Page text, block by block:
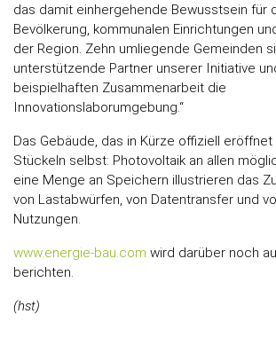
das damit einhergehende Bewusstsein für
Bevölkerung, kommunalen Einrichtungen
der Region. Zehn umliegende Gemeinden
unterstützende Partner unserer Initiative
beispielhaften Zusammenarbeit die
Innovationslaborumgebung.“
Das Gebäude, das in Kürze offiziell
Stückeln selbst: Photovoltaik an allen
eine Menge an Speichern illustrieren das
von Lastabwürfen, von Datentransfer und
Nutzungen.
www.energie-bau.com wird darüber noch
berichten.
(hst)